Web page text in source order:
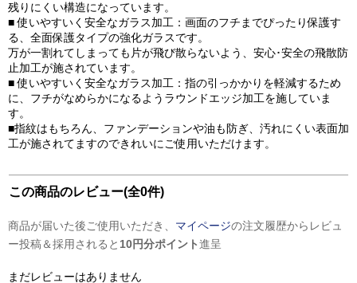
残りにくい構造になっています。
■ 使いやすいく安全なガラス加工：画面のフチまでぴったり保護す
る、全面保護タイプの強化ガラスです。
万が一割れてしまっても片が飛び散らないよう、安心･安全の飛散防
止加工が施されています。
■ 使いやすいく安全なガラス加工：指の引っかかりを軽減するため
に、フチがなめらかになるようラウンドエッジ加工を施していま
す。
■指紋はもちろん、ファンデーションや油も防ぎ、汚れにくい表面加
工が施されてますのできれいにご使用いただけます。
この商品のレビュー(全0件)
商品が届いた後ご使用いただき、 マイページの注文履歴からレビュ
ー投稿＆採用されると 10円分ポイント進呈
まだレビューはありません